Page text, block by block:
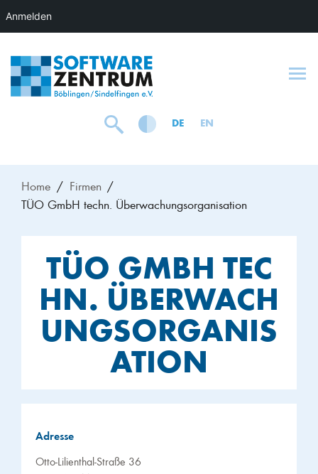
DE EN
Home
Firmen
TÜO GmbH techn. Überwachungsorganisation
TÜO GMBH TEC
HN. ÜBERWACH
UNGSORGANIS
ATION
Adresse
Otto-Lilienthal-Straße 36
Anmelden